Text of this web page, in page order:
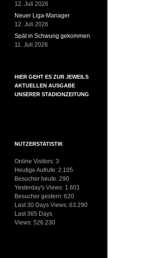
12. Juli 2026
Neuer Liga-Manager
12. Juli 2026
Spät in Schwung gekommen
11. Juli 2026
HIER GEHT ES ZUR JEWEILS
AKTUELLEN AUSGABE
UNSERER STADIONZEITUNG
NUTZERSTATISTIK
Online Visitors: 3
Heutige Aufrufe: 2.105
Besucher heute: 290
Yesterday's Views: 1.601
Besucher gestern: 620
Last 30 Days Views: 63.290
Last 365 Days
Views: 526.230